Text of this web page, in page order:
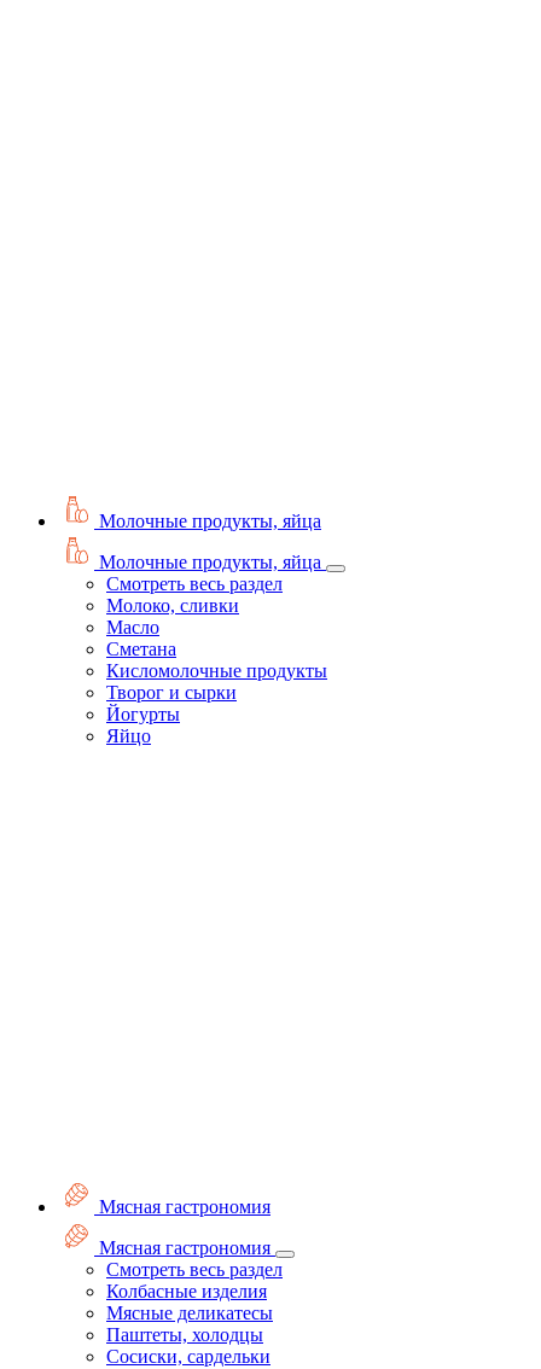
Молочные продукты, яйца
Молочные продукты, яйца
Смотреть весь раздел
Молоко, сливки
Масло
Сметана
Кисломолочные продукты
Творог и сырки
Йогурты
Яйцо
Мясная гастрономия
Мясная гастрономия
Смотреть весь раздел
Колбасные изделия
Мясные деликатесы
Паштеты, холодцы
Сосиски, сардельки